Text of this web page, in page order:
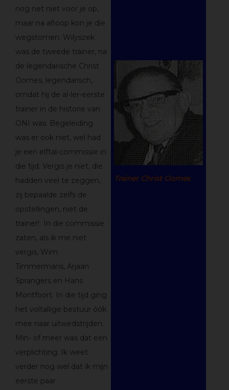
nog net niet voor je op,
maar na afloop kon je die
wegstomen. Wilyszek
was de tweede trainer, na
de legendarische Christ
Oomes, legendarisch,
omdat hij de al-ler-eerste
trainer in de historie van
ONI was. Begeleiding
was er ook niet, wel had
je een elftal-commissie in
die tijd. Vergis je niet, die
hadden veel te zeggen,
zij bepaalde zelfs de
opstellingen, niet de
trainer! In die commissie
zaten, als ik me niet
vergis, Wim
Timmermans, Arjaan
Sprangers en Hans
Montfoort. In die tijd ging
het voltallige bestuur óók
mee naar uitwedstrijden.
Min- of meer was dat een
verplichting. Ik weet
verder nog wel dat ik mijn
eerste paar
Trainer Christ Oomes